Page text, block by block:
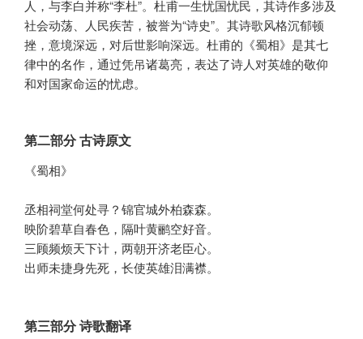
人，与李白并称“李杜”。杜甫一生忧国忧民，其诗作多涉及
社会动荡、人民疾苦，被誉为“诗史”。其诗歌风格沉郁顿
挫，意境深远，对后世影响深远。杜甫的《蜀相》是其七
律中的名作，通过凭吊诸葛亮，表达了诗人对英雄的敬仰
和对国家命运的忧虑。
第二部分 古诗原文
《蜀相》
丞相祠堂何处寻？锦官城外柏森森。
映阶碧草自春色，隔叶黄鹂空好音。
三顾频烦天下计，两朝开济老臣心。
出师未捷身先死，长使英雄泪满襟。
第三部分 诗歌翻译